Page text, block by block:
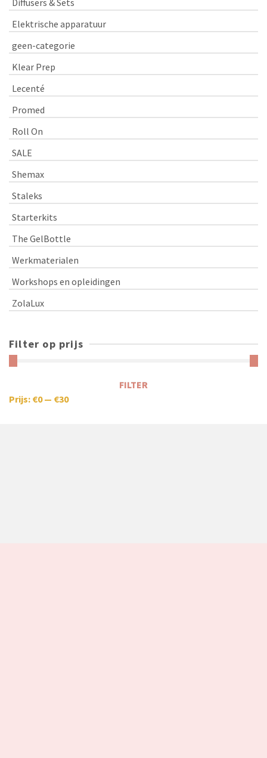
Diffusers & Sets
Elektrische apparatuur
geen-categorie
Klear Prep
Lecenté
Promed
Roll On
SALE
Shemax
Staleks
Starterkits
The GelBottle
Werkmaterialen
Workshops en opleidingen
ZolaLux
Filter op prijs
FILTER
Prijs: €0— €30